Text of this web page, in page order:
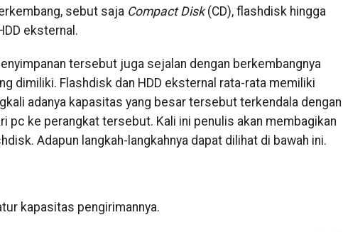
sebut saja Compact Disk(CD), flashdisk hingga
eksternal.
tersebut juga sejalan dengan berkembangnya
dimiliki. Flashdisk dan HDD eksternal rata-rata memiliki
adanya kapasitas yang besar tersebut terkendala dengan
pc ke perangkat tersebut. Kali ini penulis akan membagikan
Adapun langkah-langkahnya dapat dilihat di bawah ini.
kapasitas pengirimannya.